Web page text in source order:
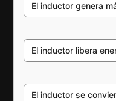
El inductor genera
El inductor libera
El inductor se